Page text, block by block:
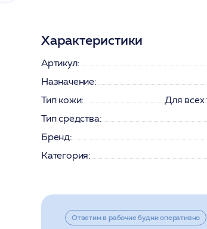
Характеристики
Артикул:
Назначение:
Тип кожи:
Для всех
Тип средства:
Бренд:
Категория:
Ответим в рабочие будни оперативно